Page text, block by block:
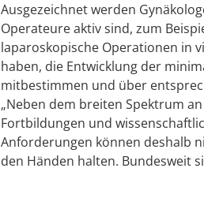
Ausgezeichnet werden
Operateure aktiv sind, zum
laparoskopische Operationen in
haben, die Entwicklung der
mitbestimmen und über
„Neben dem breiten Spektrum
Fortbildungen und
Anforderungen können deshalb
den Händen halten. Bundesweit